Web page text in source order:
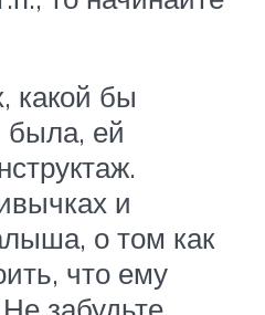
какой бы
была, ей
и
о том как
что ему